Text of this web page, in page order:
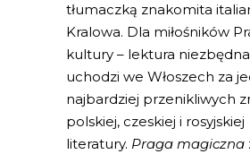
tłumaczką znakomita
Kralowa. Dla miłośników
kultury – lektura
uchodzi we Włoszech za
najbardziej przenikliwych
polskiej, czeskiej i rosyjskiej
literatury. Praga magiczna